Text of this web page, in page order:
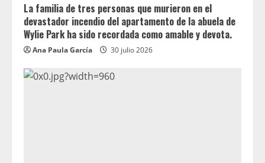
La familia de tres personas que murieron en el
devastador incendio del apartamento de la abuela de
Wylie Park ha sido recordada como amable y devota.
Ana Paula García 30 julio 2026